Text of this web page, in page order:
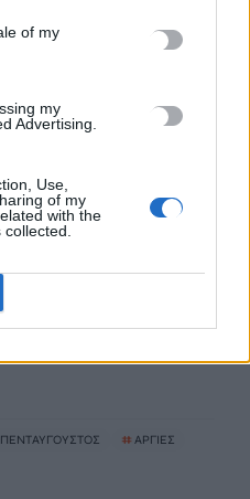
of my
my
Advertising.
Use,
of my
with the
το καθιερωμένο παζάρι
Σωματείων Ηρακλείου
βοήθεια σε φαράγγι
# ΑΡΓΙΕΣ